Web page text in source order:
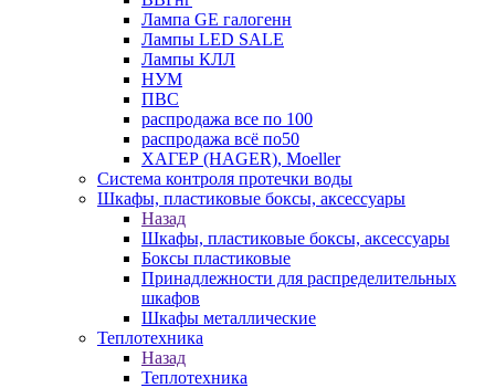
Лампа GE галогенн
Лампы LED SALE
Лампы КЛЛ
НУМ
ПВС
распродажа все по 100
распродажа всё по50
ХАГЕР (HAGER), Moeller
Система контроля протечки воды
Шкафы, пластиковые боксы, аксессуары
Назад
Шкафы, пластиковые боксы, аксессуары
Боксы пластиковые
Принадлежности для распределительных
шкафов
Шкафы металлические
Теплотехника
Назад
Теплотехника